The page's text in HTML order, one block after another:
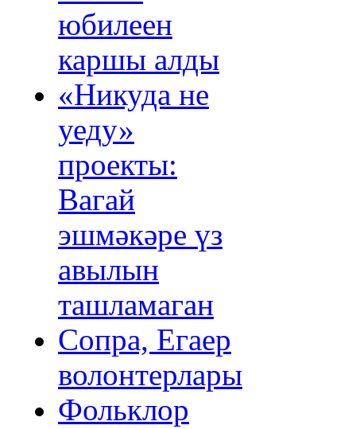
юбилеен
каршы алды
«Никуда не
уеду»
проекты:
Вагай
эшмәкәре үз
авылын
ташламаган
Сопра, Егаер
волонтерлары
Фольклор